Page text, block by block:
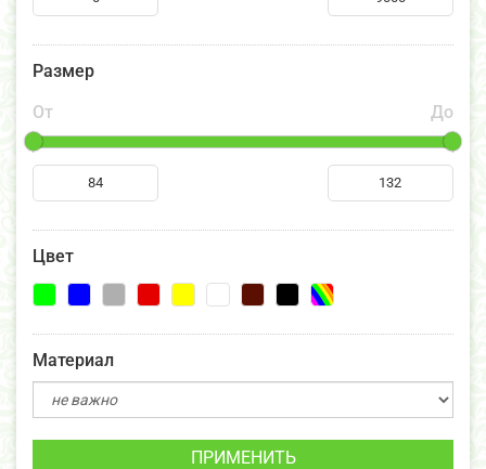
Размер
От
До
Цвет
Материал
ПРИМЕНИТЬ